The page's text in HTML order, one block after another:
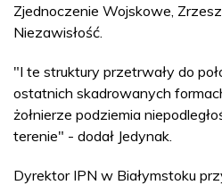
Zjednoczenie Wojskowe,
Niezawisłość.
"I te struktury przetrwały do
ostatnich skadrowanych
żołnierze podziemia
terenie" - dodał Jedynak.
Dyrektor IPN w Białymstoku